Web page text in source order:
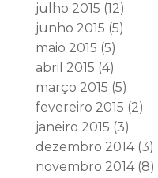
julho 2015 (12)
junho 2015 (5)
maio 2015 (5)
abril 2015 (4)
março 2015 (5)
fevereiro 2015 (2)
janeiro 2015 (3)
dezembro 2014(3)
novembro 2014(8)